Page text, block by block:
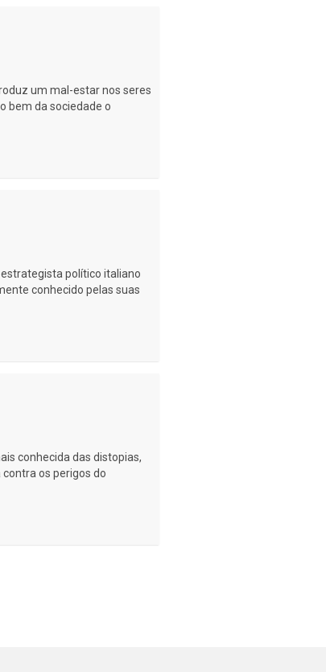
um mal-estar nos seres
bem da sociedade o
político italiano
conhecido pelas suas
conhecida das distopias,
os perigos do